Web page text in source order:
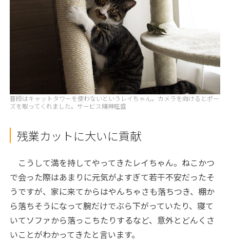
普段はキャットタワーを使わないというレイちゃん。カメラを向けるとポー
ズを取ってくれました。サービス精神旺盛
残業カットに大いに貢献
こうして満を持してやってきたレイちゃん。ねこかつ
で会った際はあまりに元気がよすぎて若干不安だったそ
うですが、家に来てからはやんちゃさも落ちつき、棚か
ら落ちそうになって腕だけでぶら下がっていたり、寝て
いてソファから落っこちたりするなど、意外とどんくさ
いことがわかってきたと言います。